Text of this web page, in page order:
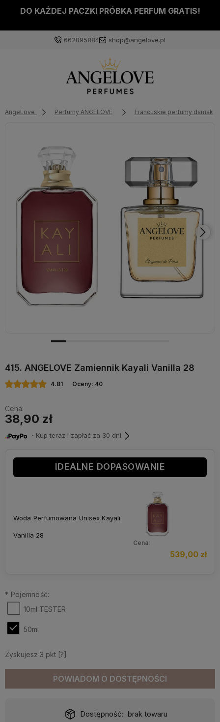
DO KAŻDEJ PACZKI PRÓBKA PERFUM GRATIS!
662095884 shop@angelove.pl
AngeLove Perfumy ANGELOVE Francuskie perfumy damskie
415. ANGELOVE Zamiennik Kayali Vanilla 28
4.81 Oceny: 40
Cena:
38,90 zł
・Kup teraz i zapłać za 30 dni
IDEALNE DOPASOWANIE
Woda Perfumowana Unisex Kayali
Vanilla 28
Cena:
539,00 zł
* Pojemność:
10ml TESTER
50ml
Zyskujesz 3 pkt [?]
POWIADOM O DOSTĘPNOŚCI
Dostępność: brak towaru